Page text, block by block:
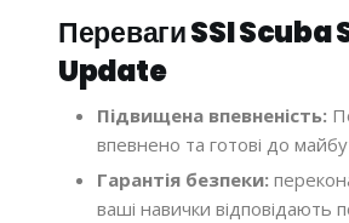
Переваги SSI Scuba
Update
Підвищена впевненість:
впевнено та готові до
Гарантія безпеки:
ваші навички відповідають